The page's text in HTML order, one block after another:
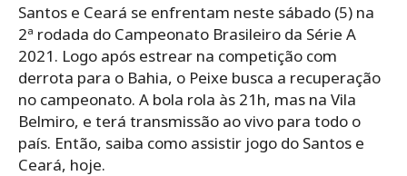
Santos e Ceará se enfrentam neste sábado (5) na
2ª rodada do Campeonato Brasileiro da Série A
2021. Logo após estrear na competição com
derrota para o Bahia, o Peixe busca a recuperação
no campeonato. A bola rola às 21h, mas na Vila
Belmiro, e terá transmissão ao vivo para todo o
país. Então, saiba como assistir jogo do Santos e
Ceará, hoje.